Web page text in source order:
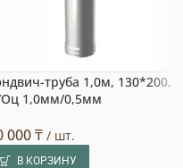
труба 1,0м, 130*200,
1,0мм/0,5мм
000₸ / шт.
В КОРЗИНУ